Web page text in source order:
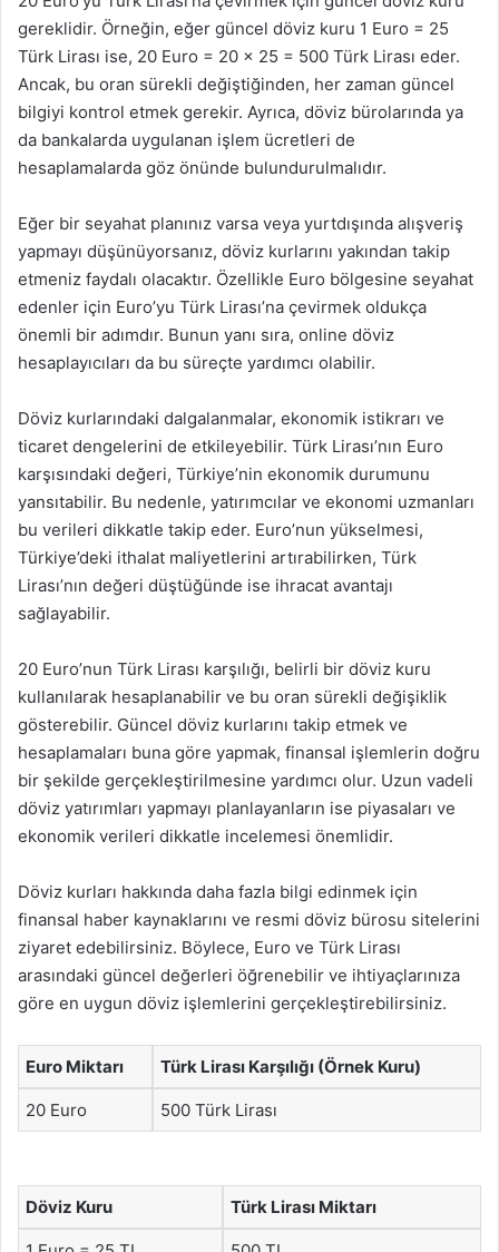
gereklidir. Örneğin, eğer güncel döviz kuru 1 Euro = 25
Türk Lirası ise, 20 Euro = 20 x 25 = 500 Türk Lirası eder.
Ancak, bu oran sürekli değiştiğinden, her zaman güncel
bilgiyi kontrol etmek gerekir. Ayrıca, döviz bürolarında ya
da bankalarda uygulanan işlem ücretleri de
hesaplamalarda göz önünde bulundurulmalıdır.
Eğer bir seyahat planınız varsa veya yurtdışında alışveriş
yapmayı düşünüyorsanız, döviz kurlarını yakından takip
etmeniz faydalı olacaktır. Özellikle Euro bölgesine seyahat
edenler için Euro’yu Türk Lirası’na çevirmek oldukça
önemli bir adımdır. Bunun yanı sıra, online döviz
hesaplayıcıları da bu süreçte yardımcı olabilir.
Döviz kurlarındaki dalgalanmalar, ekonomik istikrarı ve
ticaret dengelerini de etkileyebilir. Türk Lirası’nın Euro
karşısındaki değeri, Türkiye’nin ekonomik durumunu
yansıtabilir. Bu nedenle, yatırımcılar ve ekonomi uzmanları
bu verileri dikkatle takip eder. Euro’nun yükselmesi,
Türkiye’deki ithalat maliyetlerini artırabilirken, Türk
Lirası’nın değeri düştüğünde ise ihracat avantajı
sağlayabilir.
20 Euro’nun Türk Lirası karşılığı, belirli bir döviz kuru
kullanılarak hesaplanabilir ve bu oran sürekli değişiklik
gösterebilir. Güncel döviz kurlarını takip etmek ve
hesaplamaları buna göre yapmak, finansal işlemlerin doğru
bir şekilde gerçekleştirilmesine yardımcı olur. Uzun vadeli
döviz yatırımları yapmayı planlayanların ise piyasaları ve
ekonomik verileri dikkatle incelemesi önemlidir.
Döviz kurları hakkında daha fazla bilgi edinmek için
finansal haber kaynaklarını ve resmi döviz bürosu sitelerini
ziyaret edebilirsiniz. Böylece, Euro ve Türk Lirası
arasındaki güncel değerleri öğrenebilir ve ihtiyaçlarınıza
göre en uygun döviz işlemlerini gerçekleştirebilirsiniz.
Euro Miktarı Türk Lirası Karşılığı (Örnek Kuru)
20 Euro 500 Türk Lirası
Döviz Kuru Türk Lirası Miktarı